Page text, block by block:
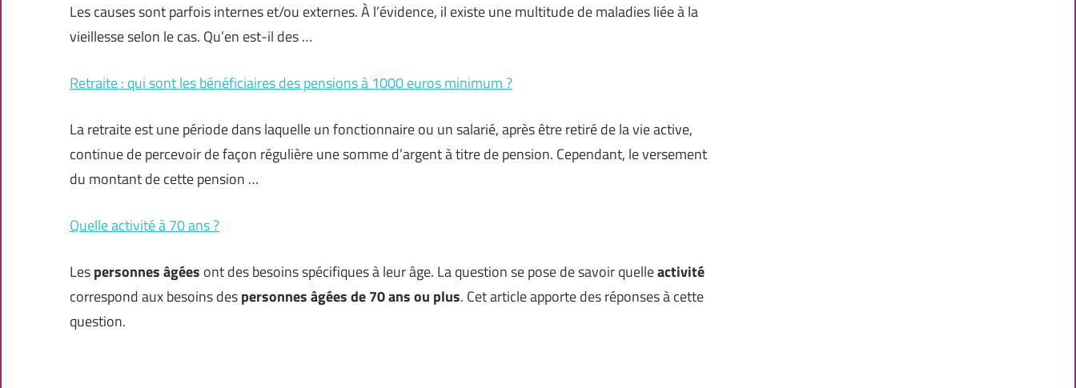
Les causes sont parfois internes et/ou externes. À l’évidence, il existe une multitude de maladies liée à la
vieillesse selon le cas. Qu’en est-il des …
Retraite : qui sont les bénéficiaires des pensions à 1000 euros minimum ?
La retraite est une période dans laquelle un fonctionnaire ou un salarié, après être retiré de la vie active,
continue de percevoir de façon régulière une somme d’argent à titre de pension. Cependant, le versement
du montant de cette pension …
Quelle activité à 70 ans ?
Lespersonnes âgées ont des besoins spécifiques à leur âge. La question se pose de savoir quelleactivité
correspond aux besoins despersonnes âgées de 70 ans ou plus. Cet article apporte des réponses à cette
question.